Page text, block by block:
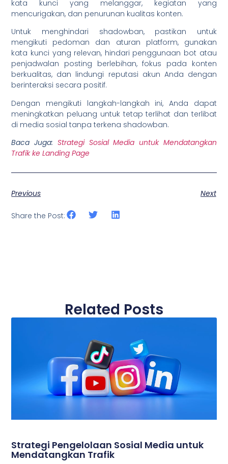
kata kunci yang melanggar, kegiatan yang
mencurigakan, dan penurunan kualitas konten.
Untuk menghindari shadowban, pastikan untuk
mengikuti pedoman dan aturan platform, gunakan
kata kunci yang relevan, hindari penggunaan bot atau
penjadwalan posting berlebihan, fokus pada konten
berkualitas, dan lindungi reputasi akun Anda dengan
berinteraksi secara positif.
Dengan mengikuti langkah-langkah ini, Anda dapat
meningkatkan peluang untuk tetap terlihat dan terlibat
di media sosial tanpa terkena shadowban.
Baca Juga: Strategi Sosial Media untuk Mendatangkan
Trafik ke Landing Page
Previous Next
Share the Post:
Related Posts
Strategi Pengelolaan Sosial Media untuk
Mendatangkan Trafik